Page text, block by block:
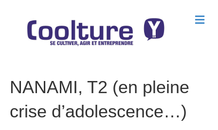
M
e
NANAMI, T2 (en pleine
crise d’adolescence…)